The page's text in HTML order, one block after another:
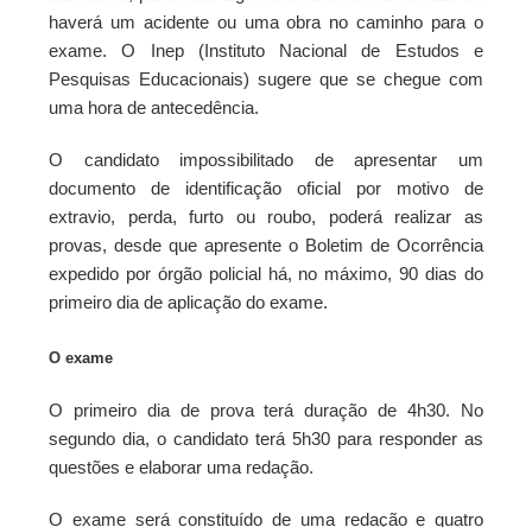
haverá um acidente ou uma obra no caminho para o
exame. O Inep (Instituto Nacional de Estudos e
Pesquisas Educacionais) sugere que se chegue com
uma hora de antecedência.
O candidato impossibilitado de apresentar um
documento de identificação oficial por motivo de
extravio, perda, furto ou roubo, poderá realizar as
provas, desde que apresente o Boletim de Ocorrência
expedido por órgão policial há, no máximo, 90 dias do
primeiro dia de aplicação do exame.
O exame
O primeiro dia de prova terá duração de 4h30. No
segundo dia, o candidato terá 5h30 para responder as
questões e elaborar uma redação.
O exame será constituído de uma redação e quatro